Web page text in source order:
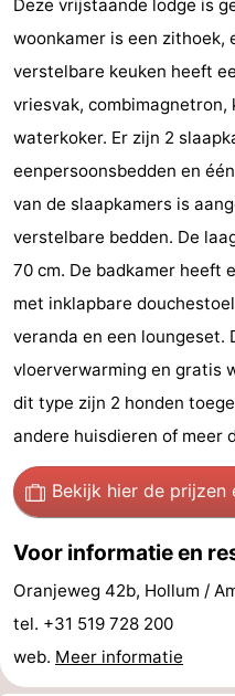
State
breakfasts)
Campings
Hotels
Vakantiehuizen
-
Boomhiemke
Landal
Ameland
Last
minutes
Strand
Zien
doen
Bezienswaardigheden
-
Musea
Kerken
-
Deze vrijstaande lodge is
woonkamer is een zithoek,
verstelbare keuken heeft
vriesvak,
waterkoker. Er zijn 2
eenpersoonsbedden en
van de slaapkamers is
verstelbare bedden. De
70 cm. De badkamer heeft
met inklapbare
veranda en een loungeset.
vloerverwarming en gratis
dit type zijn 2 honden
andere huisdieren of meer
Bekijk hier de prijzen
Voor informatie en
Oranjeweg 42b, Hollum /
tel. +31 519 728 200
web. Meer informatie